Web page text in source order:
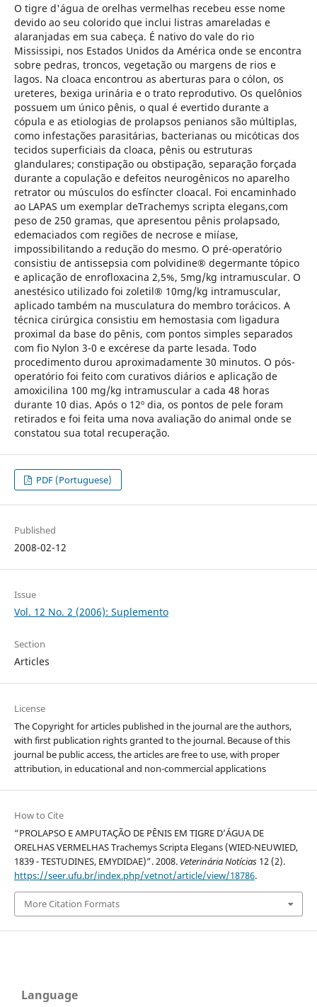
O tigre d'água de orelhas vermelhas recebeu esse nome
devido ao seu colorido que inclui listras amareladas e
alaranjadas em sua cabeça. É nativo do vale do rio
Mississipi, nos Estados Unidos da América onde se encontra
sobre pedras, troncos, vegetação ou margens de rios e
lagos. Na cloaca encontrou as aberturas para o cólon, os
ureteres, bexiga urinária e o trato reprodutivo. Os quelônios
possuem um único pênis, o qual é evertido durante a
cópula e as etiologias de prolapsos penianos são múltiplas,
como infestações parasitárias, bacterianas ou micóticas dos
tecidos superficiais da cloaca, pênis ou estruturas
glandulares; constipação ou obstipação, separação forçada
durante a copulação e defeitos neurogênicos no aparelho
retrator ou músculos do esfíncter cloacal. Foi encaminhado
ao LAPAS um exemplar deTrachemys scripta elegans,com
peso de 250 gramas, que apresentou pênis prolapsado,
edemaciados com regiões de necrose e miíase,
impossibilitando a redução do mesmo. O pré-operatório
consistiu de antissepsia com polvidine® degermante tópico
e aplicação de enrofloxacina 2,5%, 5mg/kg intramuscular. O
anestésico utilizado foi zoletil® 10mg/kg intramuscular,
aplicado também na musculatura do membro torácicos. A
técnica cirúrgica consistiu em hemostasia com ligadura
proximal da base do pênis, com pontos simples separados
com fio Nylon 3-0 e excérese da parte lesada. Todo
procedimento durou aproximadamente 30 minutos. O pós-
operatório foi feito com curativos diários e aplicação de
amoxicilina 100 mg/kg intramuscular a cada 48 horas
durante 10 dias. Após o 12º dia, os pontos de pele foram
retirados e foi feita uma nova avaliação do animal onde se
constatou sua total recuperação.
PDF (Portuguese)
Published
2008-02-12
Issue
Vol. 12 No. 2 (2006): Suplemento
Section
Articles
License
The Copyright for articles published in the journal are the authors,
with first publication rights granted to the journal. Because of this
journal be public access, the articles are free to use, with proper
attribution, in educational and non-commercial applications
How to Cite
“PROLAPSO E AMPUTAÇÃO DE PÊNIS EM TIGRE D’ÁGUA DE
ORELHAS VERMELHAS Trachemys Scripta Elegans (WIED-NEUWIED,
1839 - TESTUDINES, EMYDIDAE)”. 2008. Veterinária Notícias12 (2).
https://seer.ufu.br/index.php/vetnot/article/view/18786.
More Citation Formats
Language